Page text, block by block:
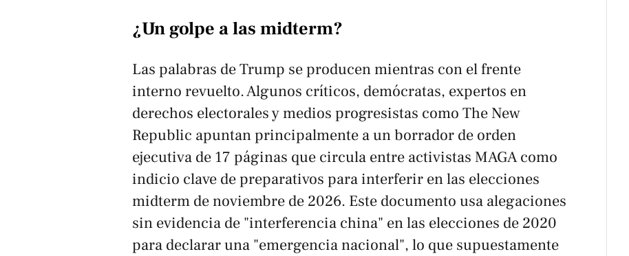
¿Un golpe a las midterm?
Las palabras de Trump se producen mientras con el frente
interno revuelto. Algunos críticos, demócratas, expertos en
derechos electorales y medios progresistas como The New
Republic apuntan principalmente a un borrador de orden
ejecutiva de 17 páginas que circula entre activistas MAGA como
indicio clave de preparativos para interferir en las elecciones
midterm de noviembre de 2026. Este documento usa alegaciones
sin evidencia de "interferencia china" en las elecciones de 2020
para declarar una "emergencia nacional", lo que supuestamente